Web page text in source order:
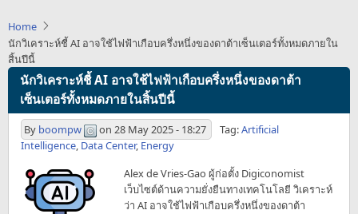
navigation
Home
นักวิเคราะห์ชี้ AI อาจใช้ไฟฟ้าเกือบครึ่งหนึ่งของดาต้าเซ็นเตอร์ทั้งหมดภายใน
สิ้นปีนี้
นักวิเคราะห์ชี้ AI อาจใช้ไฟฟ้าเกือบครึ่งหนึ่งของดาต้า
เซ็นเตอร์ทั้งหมดภายในสิ้นปีนี้
By boompw on 28 May 2025 - 18:27 Tag:Artificial
Intelligence, Data Center, Energy
Alex de Vries-Gao ผู้ก่อตั้ง Digiconomist
เว็บไซต์ด้านความยั่งยืนทางเทคโนโลยี วิเคราะห์
ว่า AI อาจใช้ไฟฟ้าเกือบครึ่งหนึ่งของดาต้า